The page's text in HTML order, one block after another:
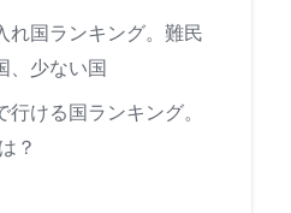
れ国ランキング。難民
、少ない国
ける国ランキング。
？